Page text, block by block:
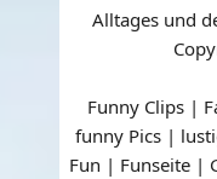
Alltages und
Funny Clips |
funny Pics |
Fun | Funseite |